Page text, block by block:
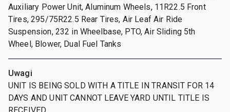
Auxiliary Power Unit, Aluminum Wheels, 11R22.5 Front
Tires, 295/75R22.5 Rear Tires, Air Leaf Air Ride
Suspension, 232 in Wheelbase, PTO, Air Sliding 5th
Wheel, Blower, Dual Fuel Tanks
Uwagi
UNIT IS BEING SOLD WITH A TITLE IN TRANSIT FOR 14
DAYS AND UNIT CANNOT LEAVE YARD UNTIL TITLE IS